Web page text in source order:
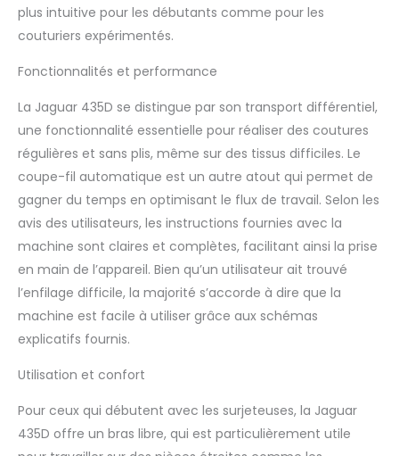
tournevis, une housse, un
machine. Une lame cachée
permet de couper
rapidement et facilement
le fil une fois la couture
terminée. Tous les
accessoires nécessaires
pour la surjeteuse sont
rangés dans la boîte de
rangement située sur le
côté de la machine.
L'entraînement différentiel
vous permet de
compenser l'élasticité de
difficiles. Que vous cousiez
de la soie fine ou du Lycra
extensible, cette surjeteuse
plus intuitive pour les débutants comme pour les
couturiers expérimentés.
Fonctionnalités et performance
La Jaguar 435D se distingue par son transport différentiel,
une fonctionnalité essentielle pour réaliser des coutures
régulières et sans plis, même sur des tissus difficiles. Le
coupe-fil automatique est un autre atout qui permet de
gagner du temps en optimisant le flux de travail. Selon les
avis des utilisateurs, les instructions fournies avec la
machine sont claires et complètes, facilitant ainsi la prise
en main de l’appareil. Bien qu’un utilisateur ait trouvé
l’enfilage difficile, la majorité s’accorde à dire que la
machine est facile à utiliser grâce aux schémas
explicatifs fournis.
Utilisation et confort
Pour ceux qui débutent avec les surjeteuses, la Jaguar
435D offre un bras libre, qui est particulièrement utile